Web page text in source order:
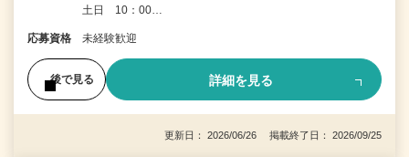
土日 10：00…
応募資格 未経験歓迎
後で見る 詳細を見る
更新日： 2026/06/26 掲載終了日： 2026/09/25